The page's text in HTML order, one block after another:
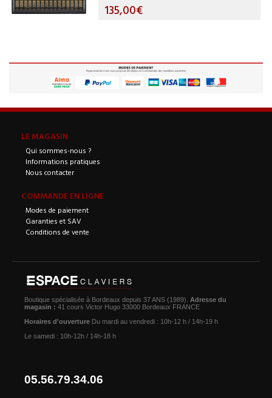
135,00€
LE MAGASIN
Qui sommes-nous ?
Informations pratiques
Nous contacter
COMMANDE EN LIGNE
Modes de paiement
Garanties et SAV
Conditions de vente
Boutique spécialisée à Bordeaux depuis 37 ANS (1989). Adresse du
magasin : 41 cours Victor Hugo 33000 Bordeaux FRANCE
Horaires d'ouverture Du mardi au vendredi : 10h-12 h / 14h-19 h
Le samedi : 10h-12h / 14h-18 h
05.56.79.34.06